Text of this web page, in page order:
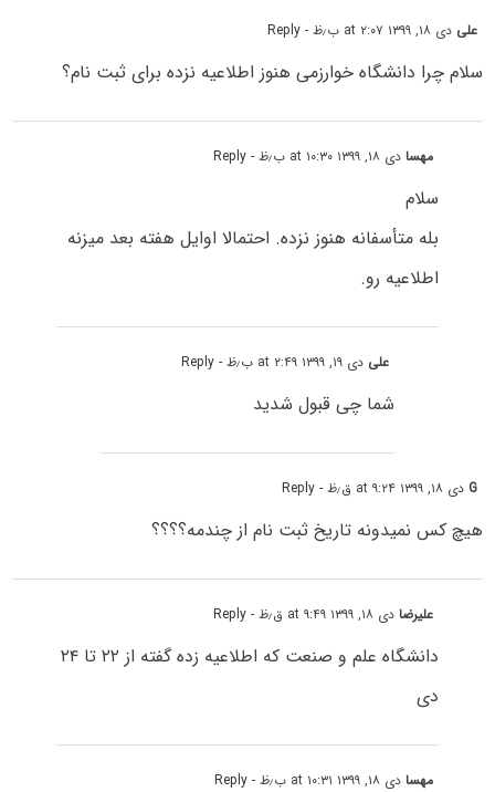
علی دی ۱۸, ۱۳۹۹ at ۲:۰۷ ب٫ظ - Reply
سلام چرا دانشگاه خوارزمی هنوز اطلاعیه نزده برای ثبت نام؟
مهسادی ۱۸, ۱۳۹۹ at ۱۰:۳۰ ب٫ظ - Reply
سلام
بله متأسفانه هنوز نزده. احتمالا اوایل هفته بعد میزنه
اطلاعیه رو.
علی دی ۱۹, ۱۳۹۹ at ۲:۴۹ ب٫ظ - Reply
شما چی قبول شدید
G دی ۱۸, ۱۳۹۹ at ۹:۲۴ ق٫ظ - Reply
هیچ کس نمیدونه تاریخ ثبت نام از چندمه؟؟؟؟
علیرضادی ۱۸, ۱۳۹۹ at ۹:۴۹ ق٫ظ - Reply
دانشگاه علم و صنعت که اطلاعیه زده گفته از ۲۲ تا ۲۴
دی
مهسادی ۱۸, ۱۳۹۹ at ۱۰:۳۱ ب٫ظ - Reply